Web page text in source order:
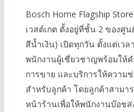
Bosch Home Flagship
เวสต์เกต ตั้งอยู่ที่ชั้น 2 ของศู
สีน้ำเงิน) เปิดทุกวัน ตั้งแต่เว
พนักงานผู้เชี่ยวชาญพร้อมให้
การขาย และบริการให้ความ
สำหรับลูกค้า โดยลูกค้าสามา
หน้าร้านเพื่อให้พนักงานบ๊อช